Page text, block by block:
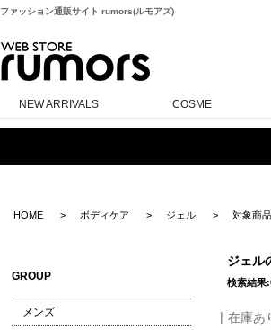
ファッション通販サイト rumors(ルモアズ)
NEW ARRIVALS COSME
HOME ボディケア ジェル 対象商品
GROUP
メンズ
ジェル
検索結果
在庫あ